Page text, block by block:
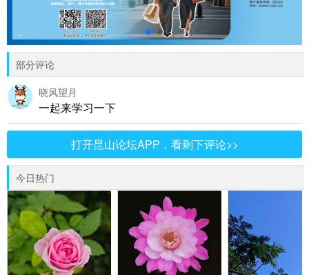
部分评论
晓风望月
一起来学习一下
打开昆山论坛APP，看剩下评论>>
今日热门